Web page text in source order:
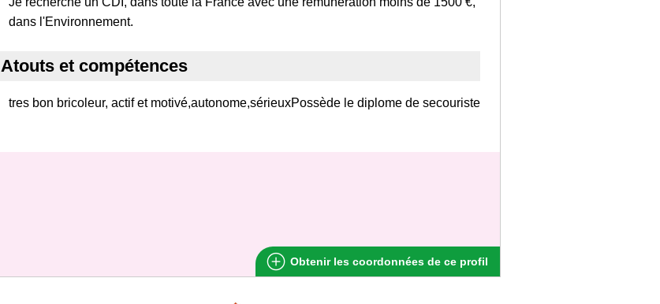
dans l'Environnement.
Atouts et compétences
tres bon bricoleur, actif et motivé,autonome,sérieuxPossède le diplome de secouriste
Obtenir les coordonnées de ce profil